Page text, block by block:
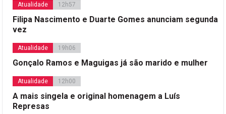
Atualidade 12h57
Filipa Nascimento e Duarte Gomes anunciam segunda
vez
Atualidade 19h06
Gonçalo Ramos e Maguigas já são marido e mulher
Atualidade 12h00
A mais singela e original homenagem a Luís
Represas